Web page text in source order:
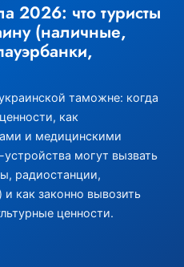
2026: что туристы
(наличные,
таможне: когда
как
и медицинскими
могут вызвать
радиостанции,
как законно вывозить
ценности.